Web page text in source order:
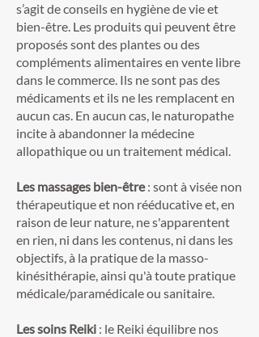
s’agit de conseils en hygiène de vie et
bien-être. Les produits qui peuvent être
proposés sont des plantes ou des
compléments alimentaires en vente libre
dans le commerce. Ils ne sont pas des
médicaments et ils ne les remplacent en
aucun cas. En aucun cas, le naturopathe
incite à abandonner la médecine
allopathique ou un traitement médical.
Les massages bien-être: sont à visée non
thérapeutique et non rééducative et, en
raison de leur nature, ne s'apparentent
en rien, ni dans les contenus, ni dans les
objectifs, à la pratique de la masso-
kinésithérapie, ainsi qu'à toute pratique
médicale/paramédicale ou sanitaire.
Les soins Reiki : le Reiki équilibre nos